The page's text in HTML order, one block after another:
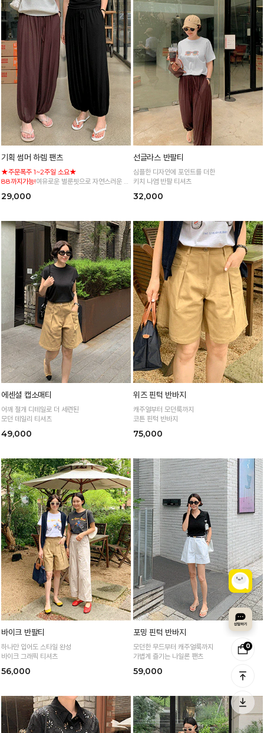
0
기획 썸머 하렘 팬츠
★주문폭주 1~2주일 소요★
88까지가능!여유로운 벌룬핏으로 자연스러운 체
29,000
선글라스 반팔티
심플한 디자인에 포인트를 더한
키치 나염 반팔 티셔츠
32,000
에센셜 캡소매티
어깨 절개 디테일로 더 세련된
모던 데일리 티셔츠
49,000
위즈 핀턱 반바지
캐주얼부터 모던룩까지
코튼 핀턱 반바지
75,000
바이크 반팔티
하나만 입어도 스타일 완성
바이크 그래픽 티셔츠
56,000
포밍 핀턱 반바지
모던한 무드부터 캐주얼룩까지
가볍게 즐기는 나일론 팬츠
59,000